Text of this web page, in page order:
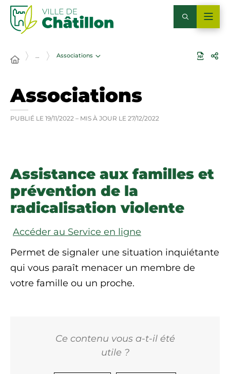
… Associations
Associations
PUBLIÉ LE 19/11/2022 – MIS À JOUR LE 27/12/2022
Assistance aux familles et
prévention de la
radicalisation violente
Accéder au Service en ligne
Permet de signaler une situation inquiétante
qui vous paraît menacer un membre de
votre famille ou un proche.
Ce contenu vous a-t-il été
utile ?